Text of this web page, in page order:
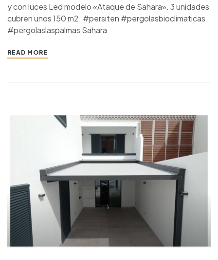
y con luces Led modelo «Ataque de Sahara». 3 unidades
cubren unos 150 m2. #persiten #pergolasbioclimaticas
#pergolaslaspalmas Sahara
READ MORE